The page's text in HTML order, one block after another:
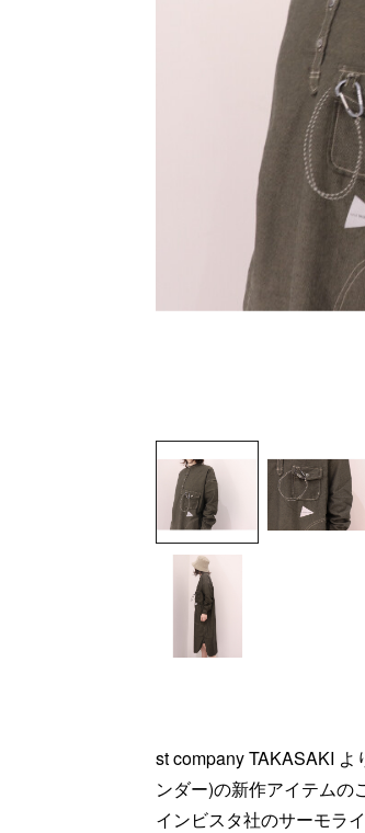
st company TAKASAKI
ンダー)の新作アイテムの
インビスタ社のサーモラ